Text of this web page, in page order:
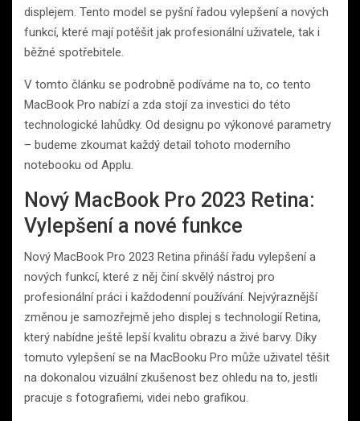
displejem. Tento model se pyšní řadou vylepšení a nových
funkcí, které mají potěšit jak profesionální uživatele, tak i
běžné spotřebitele.
V tomto článku se podrobně podíváme na to, co tento
MacBook Pro nabízí a zda stojí za investici do této
technologické lahůdky. Od designu po výkonové parametry
– budeme zkoumat každý detail tohoto moderního
notebooku od Applu.
Nový MacBook Pro 2023 Retina:
Vylepšení a nové funkce
Nový MacBook Pro 2023 Retina přináší řadu vylepšení a
nových funkcí, které z něj činí skvělý nástroj pro
profesionální práci i každodenní používání. Nejvýraznější
změnou je samozřejmě jeho displej s technologií Retina,
který nabídne ještě lepší kvalitu obrazu a živé barvy. Díky
tomuto vylepšení se na MacBooku Pro může uživatel těšit
na dokonalou vizuální zkušenost bez ohledu na to, jestli
pracuje s fotografiemi, videi nebo grafikou.